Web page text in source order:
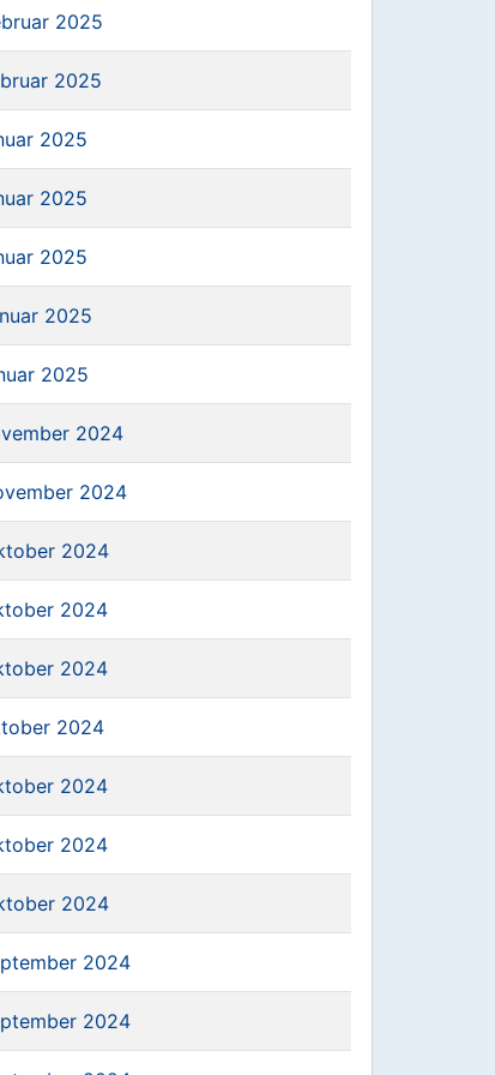
2025
2025
2025
2025
2025
2025
2025
2024
2024
2024
2024
2024
2024
2024
2024
2024
2024
2024